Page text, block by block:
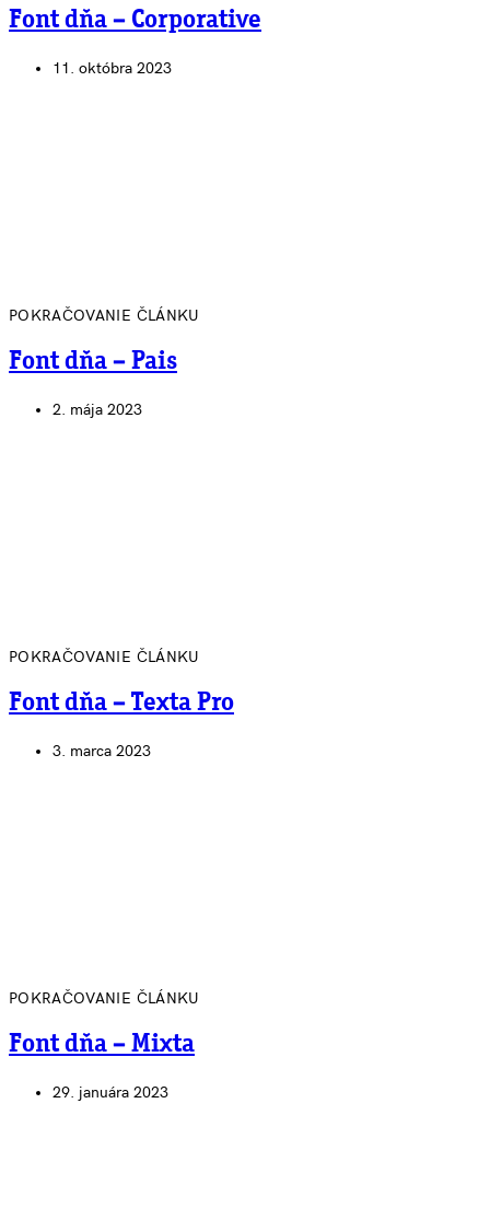
Font dňa – Corporative
11. októbra 2023
POKRAČOVANIE ČLÁNKU
Font dňa – Pais
2. mája 2023
POKRAČOVANIE ČLÁNKU
Font dňa – Texta Pro
3. marca 2023
POKRAČOVANIE ČLÁNKU
Font dňa – Mixta
29. januára 2023